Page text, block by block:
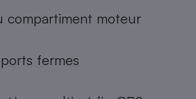
compartiment moteur
fermes